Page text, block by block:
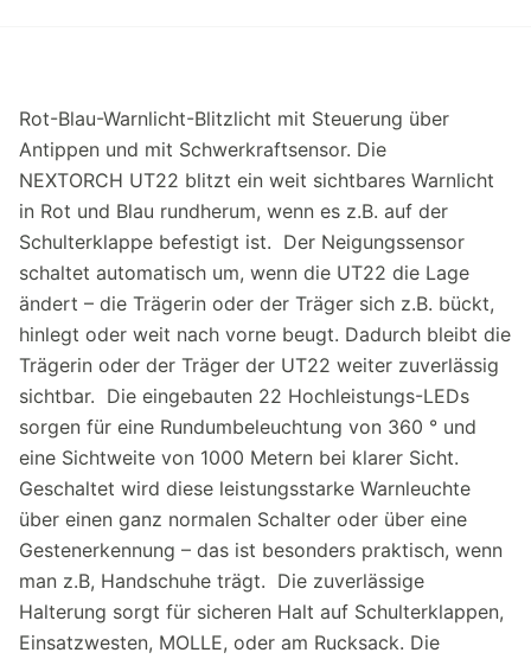
Rot-Blau-Warnlicht-Blitzlicht mit Steuerung über
Antippen und mit Schwerkraftsensor. Die
NEXTORCH UT22 blitzt ein weit sichtbares Warnlicht
in Rot und Blau rundherum, wenn es z.B. auf der
Schulterklappe befestigt ist. Der Neigungssensor
schaltet automatisch um, wenn die UT22 die Lage
ändert – die Trägerin oder der Träger sich z.B. bückt,
hinlegt oder weit nach vorne beugt. Dadurch bleibt die
Trägerin oder der Träger der UT22 weiter zuverlässig
sichtbar. Die eingebauten 22 Hochleistungs-LEDs
sorgen für eine Rundumbeleuchtung von 360 ° und
eine Sichtweite von 1000 Metern bei klarer Sicht.
Geschaltet wird diese leistungsstarke Warnleuchte
über einen ganz normalen Schalter oder über eine
Gestenerkennung – das ist besonders praktisch, wenn
man z.B, Handschuhe trägt. Die zuverlässige
Halterung sorgt für sicheren Halt auf Schulterklappen,
Einsatzwesten, MOLLE, oder am Rucksack. Die